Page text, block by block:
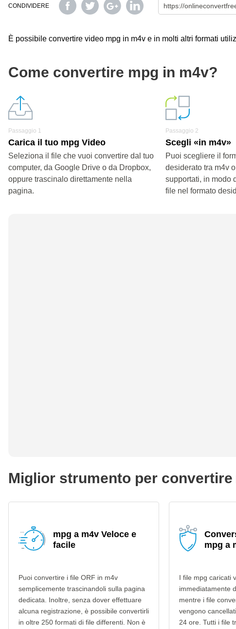
CONDIVIDERE
È possibile convertire video mpg in m4v e in molti altri formati
Come convertire mpg in m4v?
Passaggio 1
Carica il tuo mpg Video
Seleziona il file che vuoi convertire dal tuo
computer, da Google Drive o da Dropbox,
oppure trascinalo direttamente nella
pagina.
Passaggio 2
Scegli «in m4v»
Puoi scegliere il
desiderato tra m4v
supportati, in modo
file nel formato
Miglior strumento per
mpg a m4v Veloce e
facile
Puoi convertire i file ORF in m4v
semplicemente trascinandoli sulla pagina
dedicata. Inoltre, senza dover effettuare
alcuna registrazione, è possibile convertirli
in oltre 250 formati di file differenti. Non è
mpg a
I file mpg caricati
immediatamente
mentre i file
vengono
24 ore. Tutti i file